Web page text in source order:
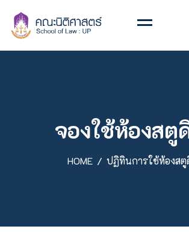
จองใช้ห้องสตู
HOME ปฏิทินการใช้ห้องสตู